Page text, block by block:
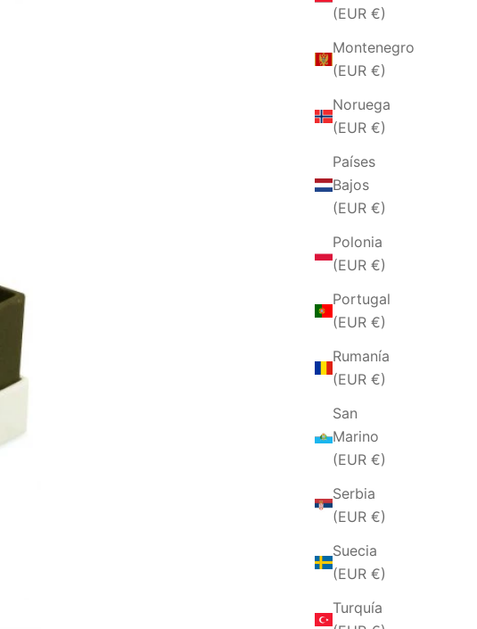
(EUR €)
Montenegro
(EUR €)
Noruega
(EUR €)
Países
Bajos
(EUR €)
Polonia
(EUR €)
Portugal
(EUR €)
Rumanía
(EUR €)
San
Marino
(EUR €)
Serbia
(EUR €)
Suecia
(EUR €)
Turquía